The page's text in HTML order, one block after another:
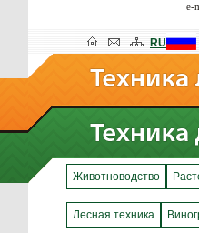
e-
RU
Животноводство
Лесная техника